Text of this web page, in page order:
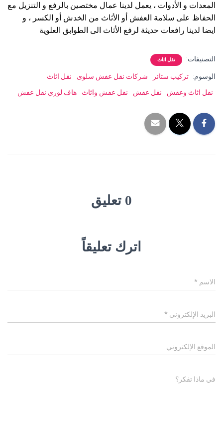
المعدات و الأدوات ، يعمل لدينا عمال مختصين بالرفع و التنزيل مع
الحفاظ على سلامة العفش أو الأثاث من الخدش أو الكسر ، و
ايضا لدينا رافعات حديثة لرفع الأثاث الى الطوابق العلوية
التصنيفات: نقل اثاث
الوسوم: تركيب ستائر شركات نقل عفش سلوى
نقل اثاث
نقل اثاث وعفش
نقل عفش نقل عفش واثاث هاف لوري نقل عفش
0 تعليق
اترك تعليقاً
الاسم *
البريد الإلكتروني *
الموقع الإلكتروني
في ماذا تفكر؟